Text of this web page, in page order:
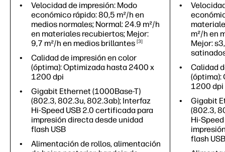
Velocidad de impresión: Modo
económico rápido: 80,5 m²/h en
medios normales; Normal: 24.9 m²/h
en materiales recubiertos; Mejor:
9,7 m²/h en medios brillantes 3
Calidad de impresión en color
(óptima): Optimizada hasta 2400 x
1200 dpi
Gigabit Ethernet (1000Base-T)
(802.3, 802.3u, 802.3ab); Interfaz
Hi-Speed USB 2.0 certificada para
impresión directa desde unidad
flash USB
Alimentación de rollos, alimentación
m²/h en
Mejor:
Calidad
(óptima):
1200 dpi
Gigabit
(802.3,
Hi-
flash USB